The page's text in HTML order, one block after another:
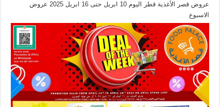
عروض قصر الأغذية قطر اليوم 10 ابريل حتى 16 ابريل 2025 عروض
الاسبوع